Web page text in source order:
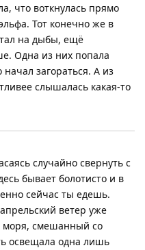
что воткнулась прямо
Тот конечно же в
на дыбы, ещё
Одна из них попала
загораться. А из
слышалась какая-то
случайно свернуть с
бывает болотисто и в
сейчас ты едешь.
ветер уже
моря, смешанный со
освещала одна лишь